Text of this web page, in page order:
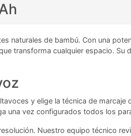
naturales de bambú. Con una
transforma cualquier espacio.
y elige la técnica de marcaje
una vez configurados todos los
Nuestro equipo técnico